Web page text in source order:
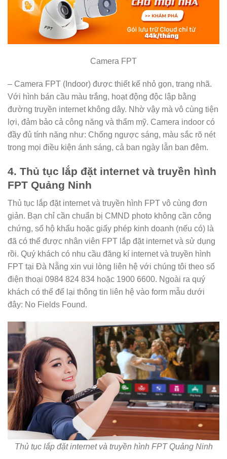
Camera FPT
– Camera FPT (Indoor) được thiết kế nhỏ gọn, trang nhã.
Với hình bán cầu màu trắng, hoạt động độc lập bằng
đường truyền internet không dây. Nhờ vậy mà vô cùng tiện
lợi, đảm bảo cả công năng và thẩm mỹ. Camera indoor có
đầy đủ tính năng như: Chống ngược sáng, màu sắc rõ nét
trong mọi điều kiện ánh sáng, cả ban ngày lẫn ban đêm.
4. Thủ tục lắp đặt internet và truyền hình
FPT Quảng Ninh
Thủ tục lắp đặt internet và truyền hình FPT vô cùng đơn
giản. Bạn chỉ cần chuẩn bị CMND photo không cần công
chứng, sổ hộ khẩu hoặc giấy phép kinh doanh (nếu có) là
đã có thể được nhân viên FPT lắp đặt internet và sử dụng
rồi. Quý khách có nhu cầu đăng kí internet và truyền hình
FPT tại Đà Nẵng xin vui lòng liên hệ với chúng tôi theo số
điện thoại 0984 824 834 hoặc 1900 6600. Ngoài ra quý
khách có thể để lại thông tin liên hệ vào form mẫu dưới
đây: No Fields Found.
Thủ tục lắp đặt internet và truyền hình FPT Quảng Ninh